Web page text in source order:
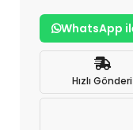
WhatsApp
Hızlı Gönderi